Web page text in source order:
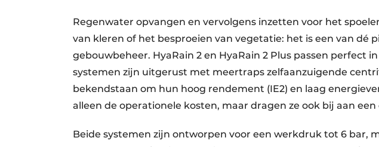
Regenwater opvangen en vervolgens inzetten voor het
van kleren of het besproeien van vegetatie: het is een van dé
gebouwbeheer. HyaRain 2 en HyaRain 2 Plus passen perfect
systemen zijn uitgerust met meertraps zelfaanzuigende
bekendstaan om hun hoog rendement (IE2) en laag
alleen de operationele kosten, maar dragen ze ook bij aan
Beide systemen zijn ontworpen voor een werkdruk tot 6 bar,